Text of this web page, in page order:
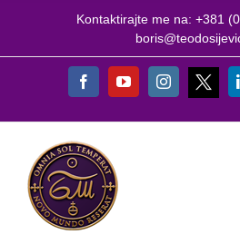
Kontaktirajte me na: +381
FacebookYouTubeInstagram
X